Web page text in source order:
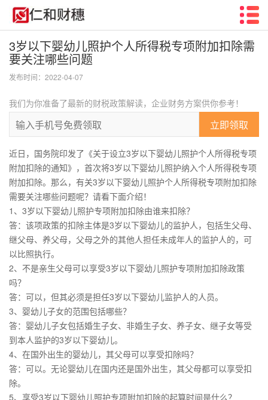
3岁以下婴幼儿照护个人所得税专项附加扣除需
要关注哪些问题
发布时间：2022-04-07
我们为你准备了最新的财税政策解读，企业财务方案供你参考！
立即领取
近日，国务院印发了《关于设立3岁以下婴幼儿照护个人所得税专项
附加扣除的通知》，首次将3岁以下婴幼儿照护纳入个人所得税专项
附加扣除。那么，有关3岁以下婴幼儿照护个人所得税专项附加扣除
需要关注哪些问题呢？请看下面介绍！
1、3岁以下婴幼儿照护专项附加扣除由谁来扣除？
答：该项政策的扣除主体是3岁以下婴幼儿的监护人，包括生父母、
继父母、养父母，父母之外的其他人担任未成年人的监护人的，可
以比照执行。
2、不是亲生父母可以享受3岁以下婴幼儿照护专项附加扣除政策
吗？
答：可以，但其必须是担任3岁以下婴幼儿监护人的人员。
3、婴幼儿子女的范围包括哪些？
答：婴幼儿子女包括婚生子女、非婚生子女、养子女、继子女等受
到本人监护的3岁以下婴幼儿。
4、在国外出生的婴幼儿，其父母可以享受扣除吗？
答：可以。无论婴幼儿在国内还是国外出生，其父母都可以享受扣
除。
5、享受3岁以下婴幼儿照护专项附加扣除的起算时间是什么？